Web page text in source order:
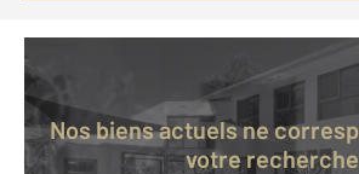
Nos biens actuels ne correspondent pas à
votre recherche